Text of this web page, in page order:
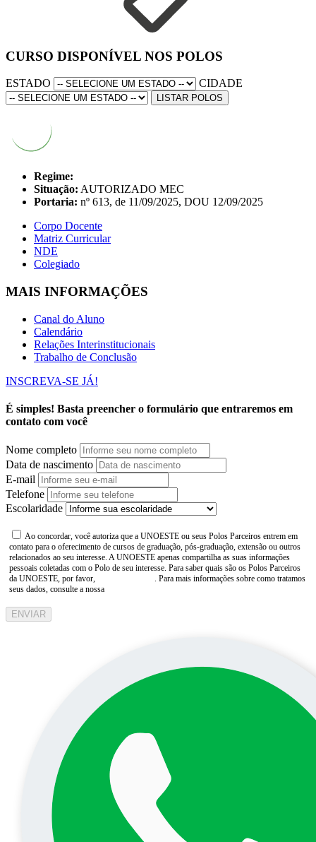
CURSO DISPONÍVEL NOS POLOS
ESTADO CIDADE
LISTAR POLOS
Regime:
Situação: AUTORIZADO MEC
Portaria: nº 613, de 11/09/2025, DOU 12/09/2025
Corpo Docente
Matriz Curricular
NDE
Colegiado
MAIS INFORMAÇÕES
Canal do Aluno
Calendário
Relações Interinstitucionais
Trabalho de Conclusão
INSCREVA-SE JÁ!
É simples! Basta preencher o formulário que entraremos em
contato com você
Nome completo
Data de nascimento
E-mail
Telefone
Escolaridade
Ao concordar, você autoriza que a UNOESTE ou seus Polos Parceiros entrem em
contato para o oferecimento de cursos de graduação, pós-graduação, extensão ou outros
relacionados ao seu interesse. A UNOESTE apenas compartilha as suas informações
pessoais coletadas com o Polo de seu interesse. Para saber quais são os Polos Parceiros
da UNOESTE, por favor,
. Para mais informações sobre como tratamos
seus dados, consulte a nossa
ENVIAR